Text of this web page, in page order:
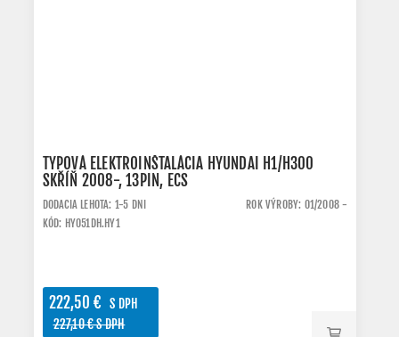
TYPOVÁ ELEKTROINŠTALÁCIA HYUNDAI H1/H300
SKŘÍŇ 2008-, 13PIN, ECS
DODACIA LEHOTA: 1-5 DNI
ROK VÝROBY: 01/2008 -
KÓD: HY051DH.HY1
222,50 €
S DPH
227,10 € S DPH